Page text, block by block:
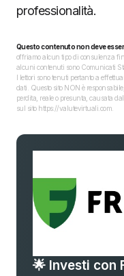
professionalità.
Questo contenuto non deve
offriamo alcun tipo di consulenza
alcuni contenuti sono Comunicati
I lettori sono tenuti pertanto a
dati. Questo sito NON è
perdita, reale o presunta, causata
sul sito https://valutevirtuali.com.
🌟 Investi con